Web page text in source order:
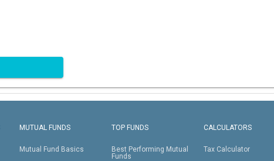
MUTUAL FUNDS
Mutual Fund Basics
TOP FUNDS
Best Performing Mutual
Funds
CALCULATORS
Tax Calculator